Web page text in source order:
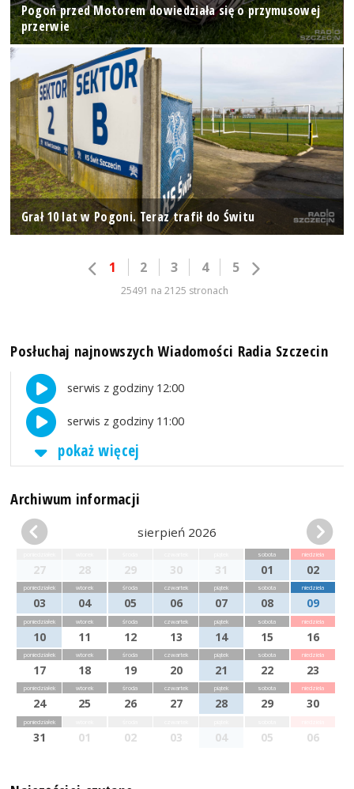
Pogoń przed Motorem dowiedziała się o przymusowej
przerwie
Grał 10 lat w Pogoni. Teraz trafił do Świtu
1 2 3 4 5
25491 na 2125 stronach
Posłuchaj najnowszych Wiadomości Radia Szczecin
serwis z godziny 12:00
serwis z godziny 11:00
pokaż więcej
Archiwum informacji
sierpień 2026
27 28 29 30 31
sobota
01
niedziela
02
poniedziałek
03
wtorek
04
środa
05
czwartek
06
piątek
07
sobota
08
niedziela
09
poniedziałek
10
wtorek
11
środa
12
czwartek
13
piątek
14
sobota
15
niedziela
16
poniedziałek
17
wtorek
18
środa
19
czwartek
20
piątek
21
sobota
22
niedziela
23
poniedziałek
24
wtorek
25
środa
26
czwartek
27
piątek
28
sobota
29
niedziela
30
poniedziałek
31 01 02 03 04 05 06